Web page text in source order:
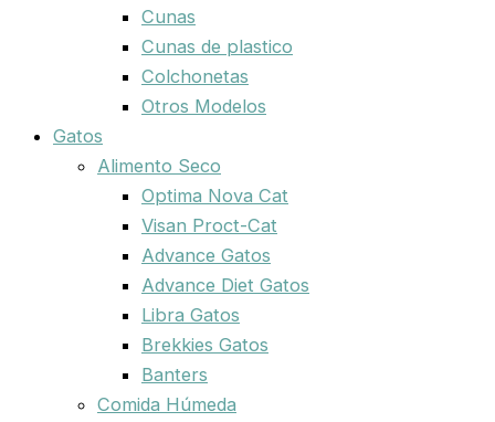
Cunas
Cunas de plastico
Colchonetas
Otros Modelos
Gatos
Alimento Seco
Optima Nova Cat
Visan Proct-Cat
Advance Gatos
Advance Diet Gatos
Libra Gatos
Brekkies Gatos
Banters
Comida Húmeda